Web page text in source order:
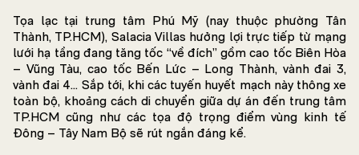
Tọa lạc tại trung tâm Phú Mỹ (nay thuộc phường Tân
Thành, TP.HCM), Salacia Villas hưởng lợi trực tiếp từ mạng
lưới hạ tầng đang tăng tốc “về đích” gồm cao tốc Biên Hòa
– Vũng Tàu, cao tốc Bến Lức – Long Thành, vành đai 3,
vành đai 4… Sắp tới, khi các tuyến huyết mạch này thông xe
toàn bộ, khoảng cách di chuyển giữa dự án đến trung tâm
TP.HCM cũng như các tọa độ trọng điểm vùng kinh tế
Đông – Tây Nam Bộ sẽ rút ngắn đáng kể.